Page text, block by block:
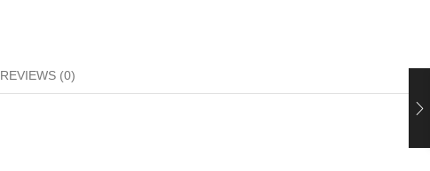
REVIEWS (0)